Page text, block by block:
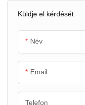
Küldje el kérdését
Név
Email
Telefon